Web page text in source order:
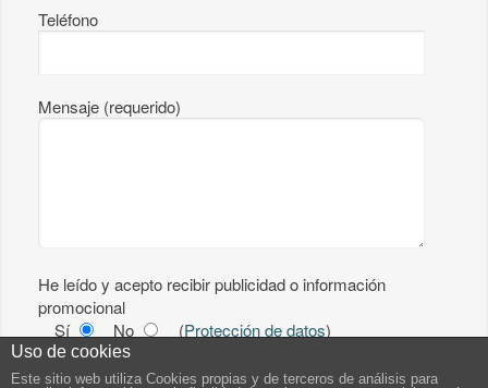
Teléfono
Mensaje (requerido)
He leído y acepto recibir publicidad o información
promocional
Sí
No (Protección de datos)
He leído y acepto lascondiciones de usoy
Uso de cookies
Este sitio web utiliza Cookies propias y de terceros de análisis para